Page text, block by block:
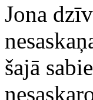
Jona
šajā